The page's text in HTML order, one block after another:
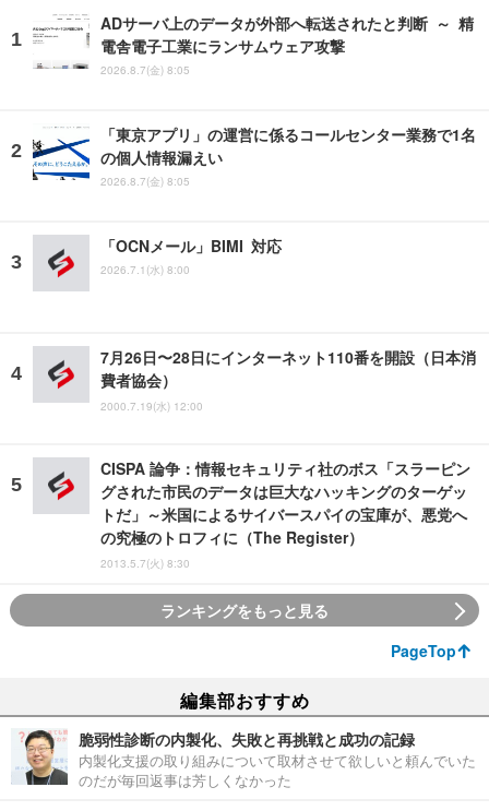
ADサーバ上のデータが外部へ転送されたと判断 ～ 精
電舎電子工業にランサムウェア攻撃
2026.8.7(金) 8:05
「東京アプリ」の運営に係るコールセンター業務で1名
の個人情報漏えい
2026.8.7(金) 8:05
「OCNメール」BIMI 対応
2026.7.1(水) 8:00
7月26日〜28日にインターネット110番を開設（日本消
費者協会）
2000.7.19(水) 12:00
CISPA 論争：情報セキュリティ社のボス「スラーピン
グされた市民のデータは巨大なハッキングのターゲッ
トだ」～米国によるサイバースパイの宝庫が、悪党へ
の究極のトロフィに（The Register）
2013.5.7(火) 8:30
ランキングをもっと見る
PageTop
編集部おすすめ
脆弱性診断の内製化、失敗と再挑戦と成功の記録
内製化支援の取り組みについて取材させて欲しいと頼んでいた
のだが毎回返事は芳しくなかった